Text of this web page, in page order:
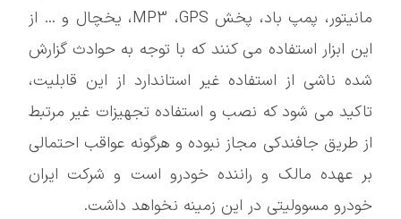
مانیتور، پمپ باد، پخش MP3 ،GPS، یخچال و ... از
این ابزار استفاده می کنند که با توجه به حوادث گزارش
شده ناشی از استفاده غیر استاندارد از این قابلیت،
تاکید می شود که نصب و استفاده تجهیزات غیر مرتبط
از طریق جافندکی مجاز نبوده و هرگونه عواقب احتمالی
بر عهده مالک و راننده خودرو است و شرکت ایران
خودرو مسوولیتی در این زمینه نخواهد داشت.